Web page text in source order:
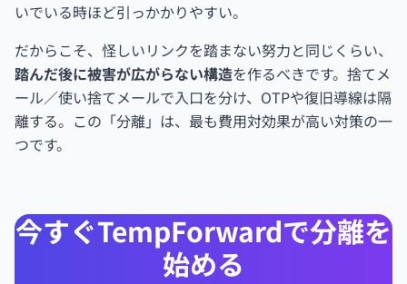
いでいる時ほど引っかかりやすい。
だからこそ、怪しいリンクを踏まない努力と同じくらい、
踏んだ後に被害が広がらない構造を作るべきです。捨てメ
ール／使い捨てメールで入口を分け、OTPや復旧導線は隔
離する。この「分離」は、最も費用対効果が高い対策の一
つです。
今すぐTempForwardで分離を
始める